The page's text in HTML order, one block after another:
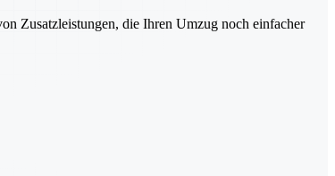
Zusatzleistungen, die Ihren Umzug noch einfacher